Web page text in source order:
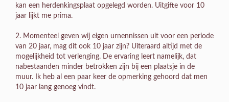
kan een herdenkingsplaat opgelegd worden. Uitgifte voor 10
jaar lijkt me prima.
2. Momenteel geven wij eigen urnennissen uit voor een periode
van 20 jaar, mag dit ook 10 jaar zijn? Uiteraard altijd met de
mogelijkheid tot verlenging. De ervaring leert namelijk, dat
nabestaanden minder betrokken zijn bij een plaatsje in de
muur. Ik heb al een paar keer de opmerking gehoord dat men
10 jaar lang genoeg vindt.